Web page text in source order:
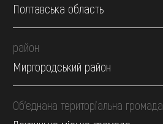
Полтавська область
район
Миргородський район
Об’єднана територіальна громада